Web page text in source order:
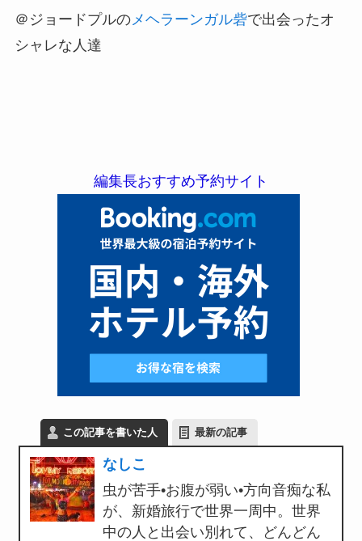
＠ジョードプルのメヘラーンガル砦で出会ったオ
シャレな人達
編集長おすすめ予約サイト
この記事を書いた人 最新の記事
なしこ
虫が苦手•お腹が弱い•方向音痴な私
が、新婚旅行で世界一周中。世界
中の人と出会い別れて、どんどん